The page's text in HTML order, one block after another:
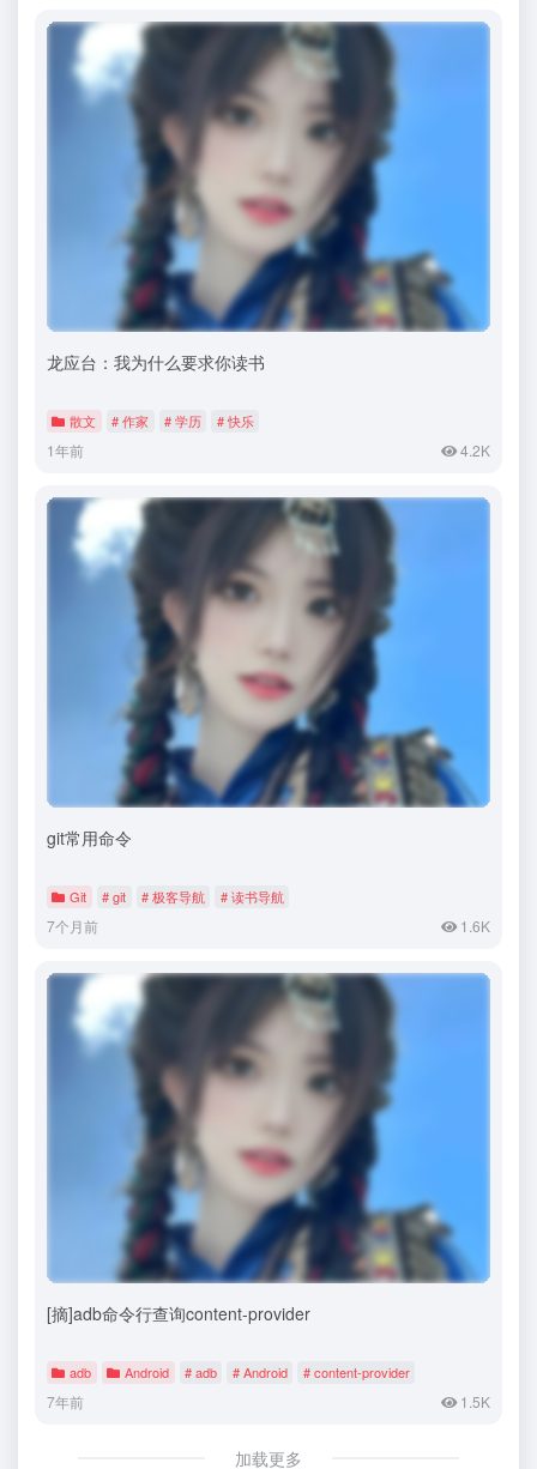
龙应台：我为什么要求你读书
散文 # 作家 # 学历 # 快乐
1年前 4.2K
git常用命令
Git # git # 极客导航 # 读书导航
7个月前 1.6K
[摘]adb命令行查询content-provider
adb Android # adb # Android # content-provider
7年前 1.5K
加载更多